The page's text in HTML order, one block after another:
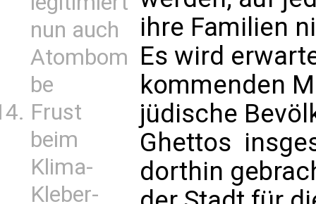
nun auch
Atombom
be
Frust
beim
Klima-
Kleber-
ihre Familien
Es wird
kommenden
jüdische
Ghettos 
dorthin